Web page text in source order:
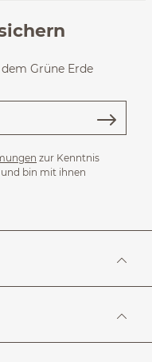
Grüne Erde
zur Kenntnis
und bin mit ihnen